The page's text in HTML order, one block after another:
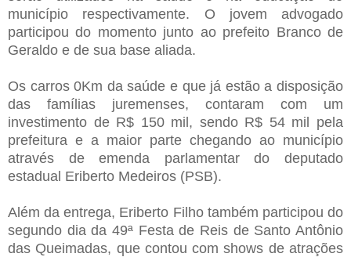
município respectivamente. O jovem advogado
participou do momento junto ao prefeito Branco de
Geraldo e de sua base aliada.
Os carros 0Km da saúde e que já estão a disposição
das famílias juremenses, contaram com um
investimento de R$ 150 mil, sendo R$ 54 mil pela
prefeitura e a maior parte chegando ao município
através de emenda parlamentar do deputado
estadual Eriberto Medeiros (PSB).
Além da entrega, Eriberto Filho também participou do
segundo dia da 49ª Festa de Reis de Santo Antônio
das Queimadas, que contou com shows de atrações